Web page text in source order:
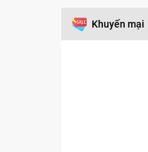
Khuyến mại